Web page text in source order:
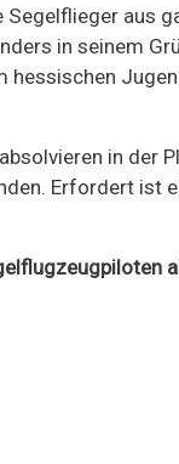
aus
in seinem
hessischen
in der
Erfordert ist